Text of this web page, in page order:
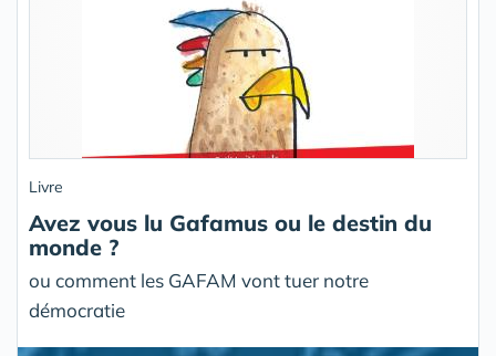
Livre
Avez vous lu Gafamus ou le destin du
monde ?
ou comment les GAFAM vont tuer notre
démocratie